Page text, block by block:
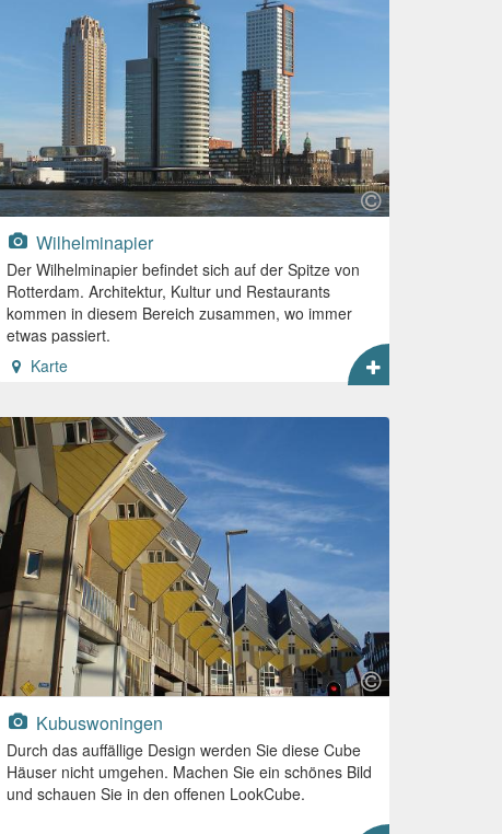
Wilhelminapier
Der Wilhelminapier befindet sich auf der Spitze von
Rotterdam. Architektur, Kultur und Restaurants
kommen in diesem Bereich zusammen, wo immer
etwas passiert.
Karte
Kubuswoningen
Durch das auffällige Design werden Sie diese Cube
Häuser nicht umgehen. Machen Sie ein schönes Bild
und schauen Sie in den offenen LookCube.